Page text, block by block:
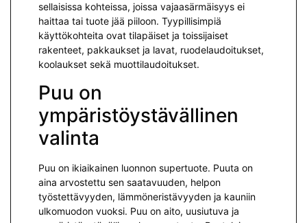
sellaisissa kohteissa, joissa vajaasärmäisyys ei
haittaa tai tuote jää piiloon. Tyypillisimpiä
käyttökohteita ovat tilapäiset ja toissijaiset
rakenteet, pakkaukset ja lavat, ruodelaudoitukset,
koolaukset sekä muottilaudoitukset.
Puu on
ympäristöystävällinen
valinta
Puu on ikiaikainen luonnon supertuote. Puuta on
aina arvostettu sen saatavuuden, helpon
työstettävyyden, lämmöneristävyyden ja kauniin
ulkomuodon vuoksi. Puu on aito, uusiutuva ja